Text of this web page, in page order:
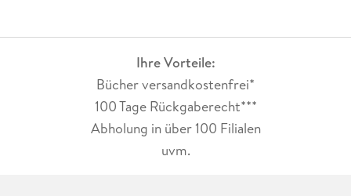
Ihre Vorteile:
Bücher versandkostenfrei*
100 Tage Rückgaberecht***
Abholung in über 100 Filialen
uvm.